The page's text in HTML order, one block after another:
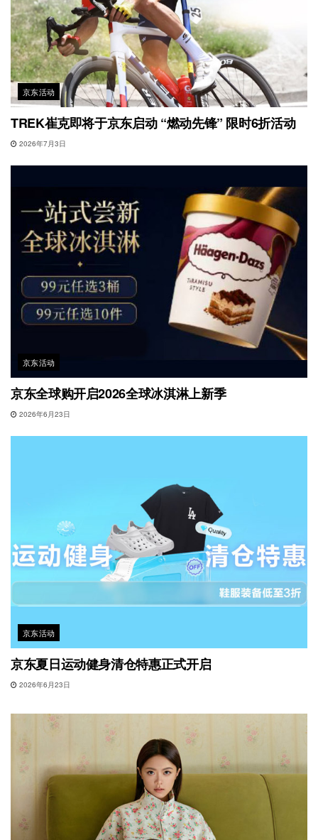
京东活动
TREK崔克即将于京东启动 “燃动先锋” 限时6折活动
2026年7月3日
京东活动
京东全球购开启2026全球冰淇淋上新季
2026年6月23日
京东活动
京东夏日运动健身清仓特惠正式开启
2026年6月23日